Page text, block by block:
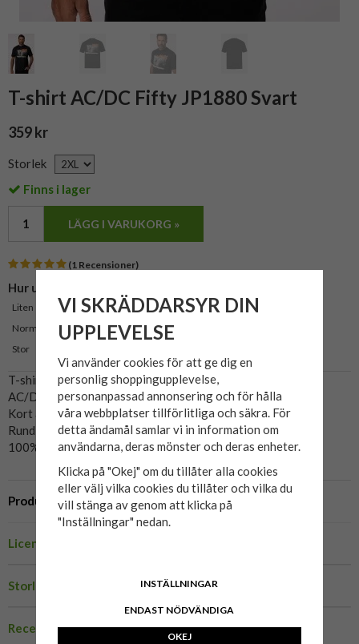
T-shirt AC/DC Fifty JP1880 Svart
359 kr
Storlek
Finns i lager
LÄGG I VARUKORG »
(1 Recensioner)
Hur upplevs storleken?
Liten
0%
Normal
0%
Stor
Produktbeskrivning
Licens
Storleksguide Band t-shirt
Recensioner
T-shirt från JP1880.
AC/DC Fifty!
Kort ärm.
Rund hals.
100% bomull, 30° normal tvätt.
VI SKRÄDDARSYR DIN
UPPLEVELSE
Vi använder cookies för att ge dig en
personlig shoppingupplevelse,
personanpassad annonsering och för hålla
våra webbplatser tillförlitliga och säkra. För
detta ändamål samlar vi in information om
användarna, deras mönster och deras enheter.
Klicka på "Okej" om du tillåter alla cookies
eller välj vilka cookies du tillåter och vilka du
vill stänga av genom att klicka på
"Inställningar" nedan.
INSTÄLLNINGAR
ENDAST NÖDVÄNDIGA
OKEJ